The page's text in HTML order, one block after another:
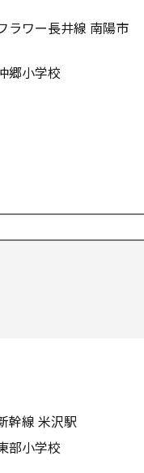
ラワー長井線 南陽市
郷小学校
幹線 米沢駅
部小学校